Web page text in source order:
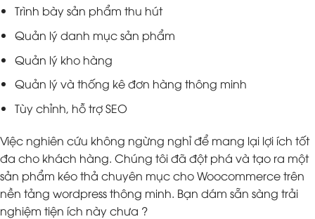
Trình bày sản phẩm thu hút
Quản lý danh mục sản phẩm
Quản lý kho hàng
Quản lý và thống kê đơn hàng thông minh
Tùy chỉnh, hỗ trợ SEO
Việc nghiên cứu không ngừng nghỉ để mang lại lợi ích tốt
đa cho khách hàng. Chúng tôi đã đột phá và tạo ra một
sản phẩm kéo thả chuyên mục cho Woocommerce trên
nền tảng wordpress thông minh. Bạn dám sẵn sàng trải
nghiệm tiện ích này chưa ?